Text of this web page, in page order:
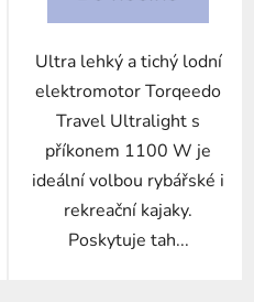
Ultra lehký a tichý lodní
elektromotor Torqeedo
Travel Ultralight s
příkonem 1100 W je
ideální volbou rybářské i
rekreační kajaky.
Poskytuje tah...